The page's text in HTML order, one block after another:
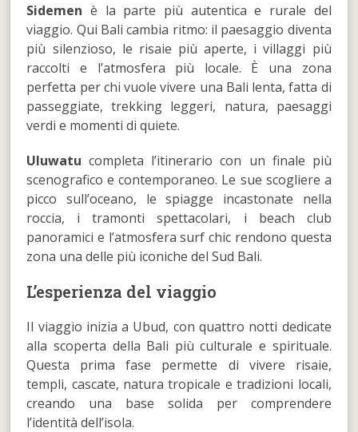
Sidemen è la parte più autentica e rurale del
viaggio. Qui Bali cambia ritmo: il paesaggio diventa
più silenzioso, le risaie più aperte, i villaggi più
raccolti e l’atmosfera più locale. È una zona
perfetta per chi vuole vivere una Bali lenta, fatta di
passeggiate, trekking leggeri, natura, paesaggi
verdi e momenti di quiete.
Uluwatu completa l’itinerario con un finale più
scenografico e contemporaneo. Le sue scogliere a
picco sull’oceano, le spiagge incastonate nella
roccia, i tramonti spettacolari, i beach club
panoramici e l’atmosfera surf chic rendono questa
zona una delle più iconiche del Sud Bali.
L’esperienza del viaggio
Il viaggio inizia a Ubud, con quattro notti dedicate
alla scoperta della Bali più culturale e spirituale.
Questa prima fase permette di vivere risaie,
templi, cascate, natura tropicale e tradizioni locali,
creando una base solida per comprendere
l’identità dell’isola.